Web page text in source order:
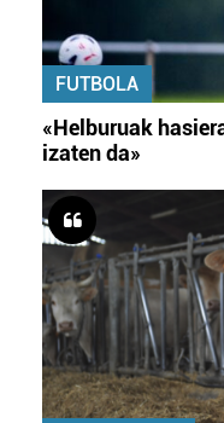
FUTBOLA
«Helburuak
izaten da»